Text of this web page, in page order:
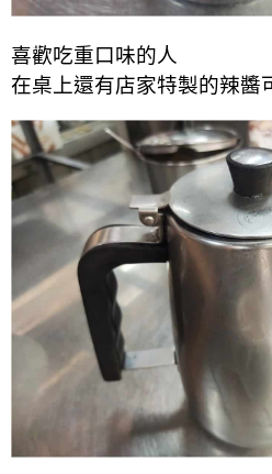
喜歡吃重口味的人
在桌上還有店家特製的辣醬